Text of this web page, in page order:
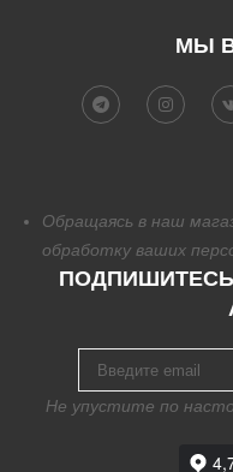
МЫ
Обращаясь в наш
обработку ваших
Не упустите по